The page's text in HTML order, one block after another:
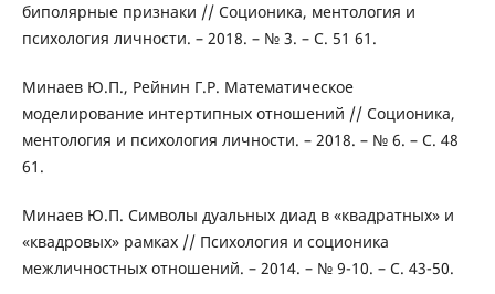
биполярные признаки // Соционика, ментология и
психология личности. – 2018. – № 3. – С. 51 61.
Минаев Ю.П., Рейнин Г.Р. Математическое
моделирование интертипных отношений // Соционика,
ментология и психология личности. – 2018. – № 6. – С. 48
61.
Минаев Ю.П. Символы дуальных диад в «квадратных» и
«квадровых» рамках // Психология и соционика
межличностных отношений. – 2014. – № 9-10. – С. 43-50.